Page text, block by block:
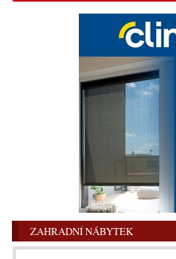
ZAHRADNÍ NÁBYTEK